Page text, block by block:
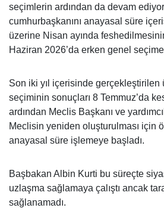
seçimlerin ardından da devam
cumhurbaşkanını anayasal süre
üzerine Nisan ayında
Haziran 2026’da erken genel
Son iki yıl içerisinde gerçekleştirilen
seçiminin sonuçları 8 Temmuz’da
ardından Meclis Başkanı ve
Meclisin yeniden oluşturulması için
anayasal süre işlemeye başladı.
Başbakan Albin Kurti bu süreçte
uzlaşma sağlamaya çalıştı ancak
sağlanamadı.